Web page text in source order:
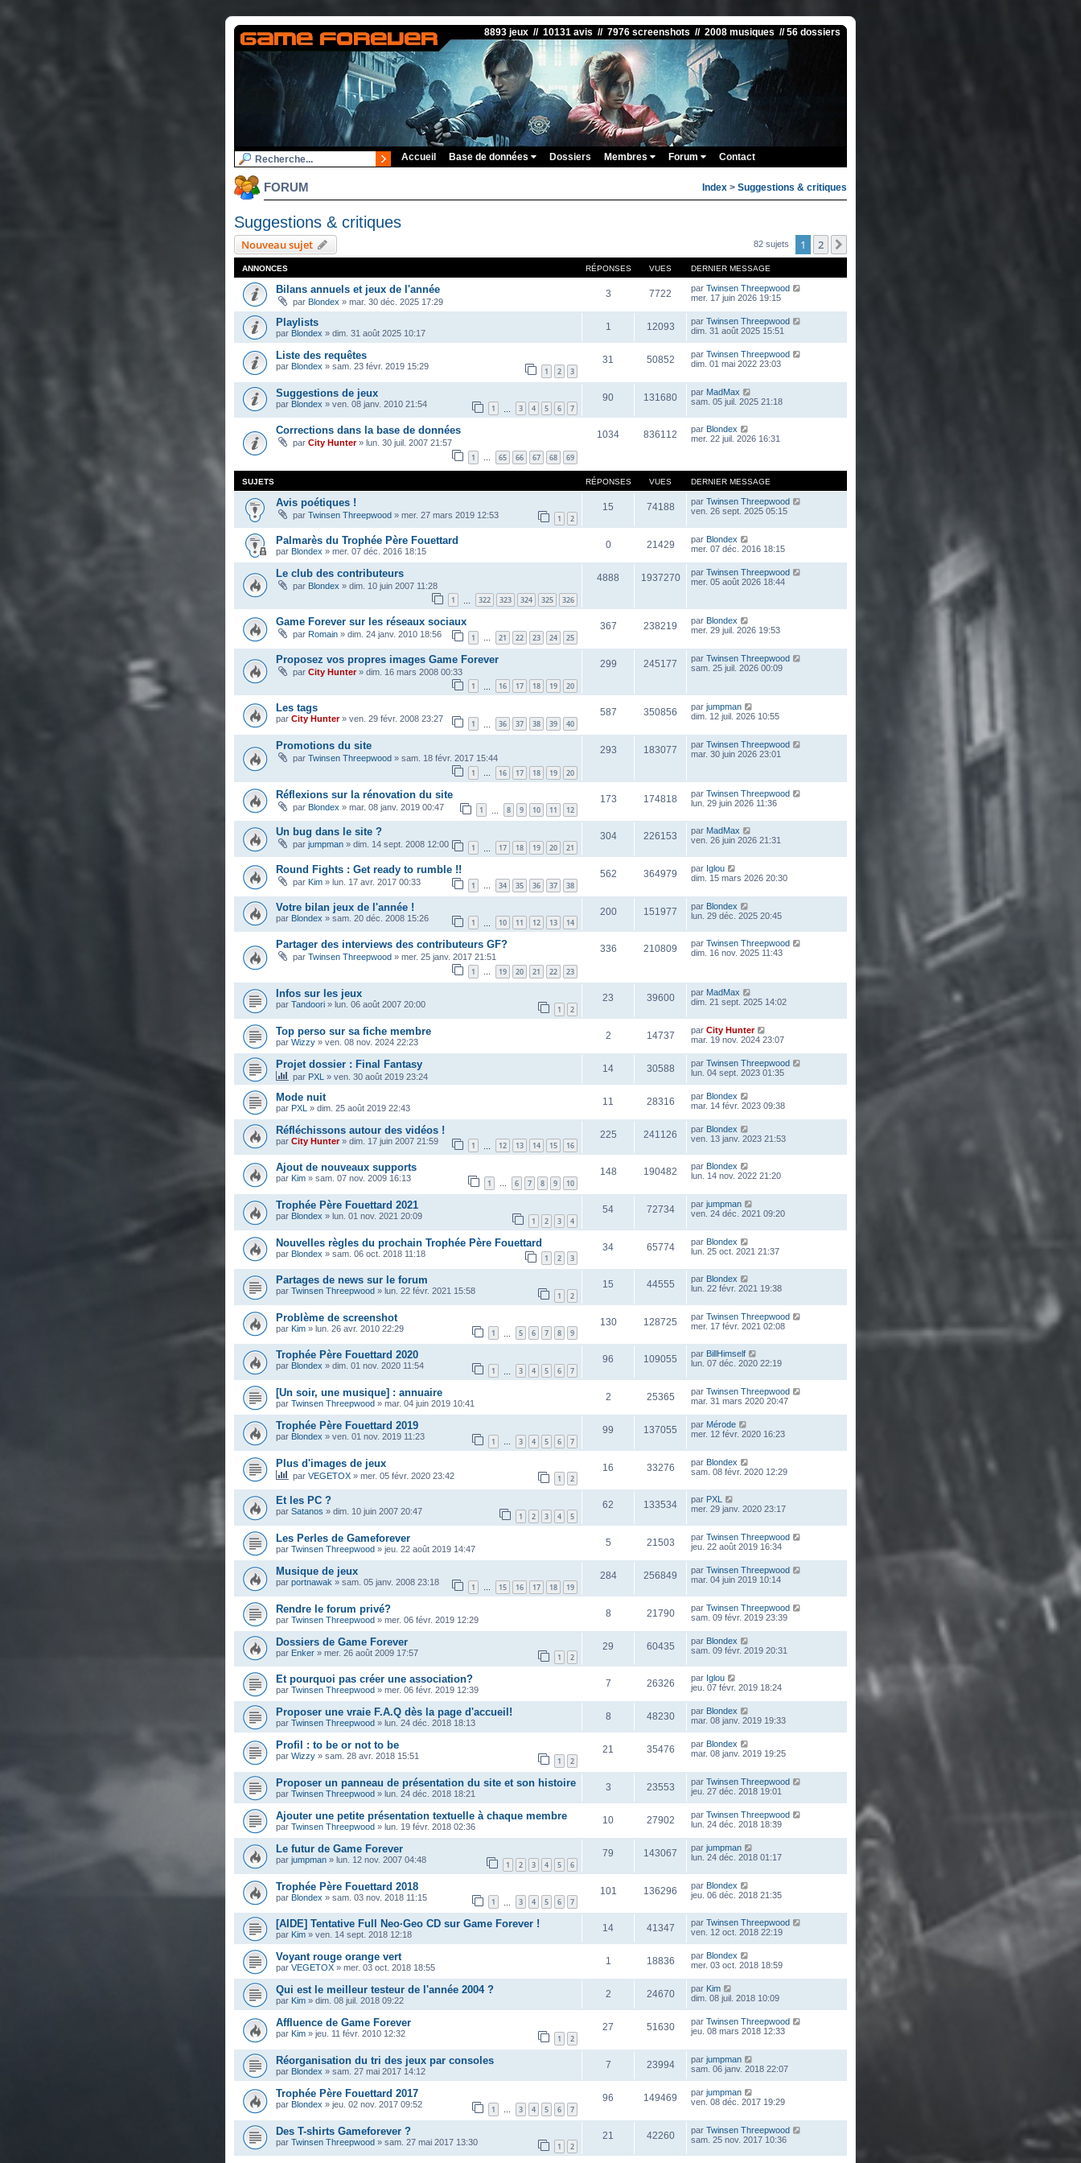
8893 jeux // 10131 avis // 7976 screenshots // 2008 musiques // 56 dossiers
Accueil Base de données Dossiers Membres Forum Contact
FORUM Index > Suggestions & critiques
Suggestions & critiques
Nouveau sujet 82 sujets 1 2
ANNONCES RÉPONSES VUES DERNIER MESSAGE
Bilans annuels et jeux de l'année
par Blondex » mar. 30 déc. 2025 17:29
3 7722 par Twinsen Threepwood
mer. 17 juin 2026 19:15
Playlists
par Blondex » dim. 31 août 2025 10:17
1 12093 par Twinsen Threepwood
dim. 31 août 2025 15:51
Liste des requêtes
par Blondex » sam. 23 févr. 2019 15:29 1 2 3
31 50852 par Twinsen Threepwood
dim. 01 mai 2022 23:03
Suggestions de jeux
par Blondex » ven. 08 janv. 2010 21:54 1 3 4 5 6 7
90 131680 par MadMax
sam. 05 juil. 2025 21:18
Corrections dans la base de données
par City Hunter» lun. 30 juil. 2007 21:57
1 … 65 66 67 68 69
1034 836112 par Blondex
mer. 22 juil. 2026 16:31
SUJETS RÉPONSES VUES DERNIER MESSAGE
Avis poétiques !
par Twinsen Threepwood » mer. 27 mars 2019 12:53 1 2
15 74188 par Twinsen Threepwood
ven. 26 sept. 2025 05:15
Palmarès du Trophée Père Fouettard
par Blondex » mer. 07 déc. 2016 18:15
0 21429 par Blondex
mer. 07 déc. 2016 18:15
Le club des contributeurs
par Blondex » dim. 10 juin 2007 11:28
1 322 323 324 325 326
4888 1937270 par Twinsen Threepwood
mer. 05 août 2026 18:44
Game Forever sur les réseaux sociaux
par Romain » dim. 24 janv. 2010 18:56 1 … 21 22 23 24 25
367 238219 par Blondex
mer. 29 juil. 2026 19:53
Proposez vos propres images Game Forever
par City Hunter» dim. 16 mars 2008 00:33
1 16 17 18 19 20
299 245177 par Twinsen Threepwood
sam. 25 juil. 2026 00:09
Les tags
par City Hunter» ven. 29 févr. 2008 23:27 1 36 37 38 39 40
587 350856 par jumpman
dim. 12 juil. 2026 10:55
Promotions du site
par Twinsen Threepwood » sam. 18 févr. 2017 15:44
1 … 16 17 18 19 20
293 183077 par Twinsen Threepwood
mar. 30 juin 2026 23:01
Réflexions sur la rénovation du site
par Blondex » mar. 08 janv. 2019 00:47 1 8 9 10 11 12
173 174818 par Twinsen Threepwood
lun. 29 juin 2026 11:36
Un bug dans le site ?
par jumpman » dim. 14 sept. 2008 12:00 1 17 18 19 20 21
304 226153 par MadMax
ven. 26 juin 2026 21:31
Round Fights : Get ready to rumble !!
par Kim » lun. 17 avr. 2017 00:33 1 … 34 35 36 37 38
562 364979 par Iglou
dim. 15 mars 2026 20:30
Votre bilan jeux de l'année !
par Blondex » sam. 20 déc. 2008 15:26 1 10 11 12 13 14
200 151977 par Blondex
lun. 29 déc. 2025 20:45
Partager des interviews des contributeurs GF?
par Twinsen Threepwood » mer. 25 janv. 2017 21:51
1 … 19 20 21 22 23
336 210809 par Twinsen Threepwood
dim. 16 nov. 2025 11:43
Infos sur les jeux
par Tandoori » lun. 06 août 2007 20:00 1 2
23 39600 par MadMax
dim. 21 sept. 2025 14:02
Top perso sur sa fiche membre
par Wizzy » ven. 08 nov. 2024 22:23
2 14737 par City Hunter
mar. 19 nov. 2024 23:07
Projet dossier : Final Fantasy
par PXL » ven. 30 août 2019 23:24
14 30588 par Twinsen Threepwood
lun. 04 sept. 2023 01:35
Mode nuit
par PXL » dim. 25 août 2019 22:43
11 28316 par Blondex
mar. 14 févr. 2023 09:38
Réfléchissons autour des vidéos !
par City Hunter» dim. 17 juin 2007 21:59 1 12 13 14 15 16
225 241126 par Blondex
ven. 13 janv. 2023 21:53
Ajout de nouveaux supports
par Kim » sam. 07 nov. 2009 16:13 1 … 6 7 8 9 10
148 190482 par Blondex
lun. 14 nov. 2022 21:20
Trophée Père Fouettard 2021
par Blondex » lun. 01 nov. 2021 20:09 1 2 3 4
54 72734 par jumpman
ven. 24 déc. 2021 09:20
Nouvelles règles du prochain Trophée Père Fouettard
par Blondex » sam. 06 oct. 2018 11:18 1 2 3
34 65774 par Blondex
lun. 25 oct. 2021 21:37
Partages de news sur le forum
par Twinsen Threepwood » lun. 22 févr. 2021 15:58 1 2
15 44555 par Blondex
lun. 22 févr. 2021 19:38
Problème de screenshot
par Kim » lun. 26 avr. 2010 22:29 1 5 6 7 8 9
130 128725 par Twinsen Threepwood
mer. 17 févr. 2021 02:08
Trophée Père Fouettard 2020
par Blondex » dim. 01 nov. 2020 11:54 1 3 4 5 6 7
96 109055 par BillHimself
lun. 07 déc. 2020 22:19
[Un soir, une musique] : annuaire
par Twinsen Threepwood » mar. 04 juin 2019 10:41
2 25365 par Twinsen Threepwood
mar. 31 mars 2020 20:47
Trophée Père Fouettard 2019
par Blondex » ven. 01 nov. 2019 11:23 1 … 3 4 5 6 7
99 137055 par Mérode
mer. 12 févr. 2020 16:23
Plus d'images de jeux
par VEGETOX » mer. 05 févr. 2020 23:42 1 2
16 33276 par Blondex
sam. 08 févr. 2020 12:29
Et les PC ?
par Satanos » dim. 10 juin 2007 20:47 1 2 3 4 5
62 133534 par PXL
mer. 29 janv. 2020 23:17
Les Perles de Gameforever
par Twinsen Threepwood » jeu. 22 août 2019 14:47
5 21503 par Twinsen Threepwood
jeu. 22 août 2019 16:34
Musique de jeux
par portnawak » sam. 05 janv. 2008 23:18 1 … 15 16 17 18 19
284 256849 par Twinsen Threepwood
mar. 04 juin 2019 10:14
Rendre le forum privé?
par Twinsen Threepwood » mer. 06 févr. 2019 12:29
8 21790 par Twinsen Threepwood
sam. 09 févr. 2019 23:39
Dossiers de Game Forever
par Enker » mer. 26 août 2009 17:57 1 2
29 60435 par Blondex
sam. 09 févr. 2019 20:31
Et pourquoi pas créer une association?
par Twinsen Threepwood » mer. 06 févr. 2019 12:39
7 26326 par Iglou
jeu. 07 févr. 2019 18:24
Proposer une vraie F.A.Q dès la page d'accueil!
par Twinsen Threepwood » lun. 24 déc. 2018 18:13
8 48230 par Blondex
mar. 08 janv. 2019 19:33
Profil : to be or not to be
par Wizzy » sam. 28 avr. 2018 15:51 1 2
21 35476 par Blondex
mar. 08 janv. 2019 19:25
Proposer un panneau de présentation du site et son histoire
par Twinsen Threepwood » lun. 24 déc. 2018 18:21
3 23553 par Twinsen Threepwood
jeu. 27 déc. 2018 19:01
Ajouter une petite présentation textuelle à chaque membre
par Twinsen Threepwood » lun. 19 févr. 2018 02:36
10 27902 par Twinsen Threepwood
lun. 24 déc. 2018 18:39
Le futur de Game Forever
par jumpman » lun. 12 nov. 2007 04:48 1 2 3 4 5 6
79 143067 par jumpman
lun. 24 déc. 2018 01:17
Trophée Père Fouettard 2018
par Blondex » sam. 03 nov. 2018 11:15 1 3 4 5 6 7
101 136296 par Blondex
jeu. 06 déc. 2018 21:35
[AIDE] Tentative Full Neo·Geo CD sur Game Forever !
par Kim » ven. 14 sept. 2018 12:18
14 41347 par Twinsen Threepwood
ven. 12 oct. 2018 22:19
Voyant rouge orange vert
par VEGETOX » mer. 03 oct. 2018 18:55
1 18836 par Blondex
mer. 03 oct. 2018 18:59
Qui est le meilleur testeur de l'année 2004 ?
par Kim » dim. 08 juil. 2018 09:22
2 24670 par Kim
dim. 08 juil. 2018 10:09
Affluence de Game Forever
par Kim » jeu. 11 févr. 2010 12:32 1 2
27 51630 par Twinsen Threepwood
jeu. 08 mars 2018 12:33
Réorganisation du tri des jeux par consoles
par Blondex » sam. 27 mai 2017 14:12
7 23994 par jumpman
sam. 06 janv. 2018 22:07
Trophée Père Fouettard 2017
par Blondex » jeu. 02 nov. 2017 09:52 1 3 4 5 6 7
96 149469 par jumpman
ven. 08 déc. 2017 19:29
Des T-shirts Gameforever ?
par Twinsen Threepwood » sam. 27 mai 2017 13:30 1 2
21 42260 par Twinsen Threepwood
sam. 25 nov. 2017 10:36